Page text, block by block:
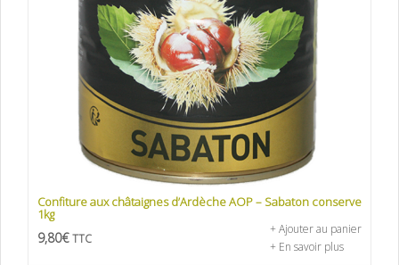
Confiture aux châtaignes d’Ardèche AOP – Sabaton conserve
1kg
9,80€ TTC
+ Ajouter au panier
+ En savoir plus